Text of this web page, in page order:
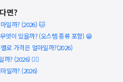
면?
일까? (2026) 🐱
엇이 있을까? (오스템 종류 포함) 😁
로 가격은 얼마일까?(2026)
까? (2026) 👩‍⚕️
일까? (2026)